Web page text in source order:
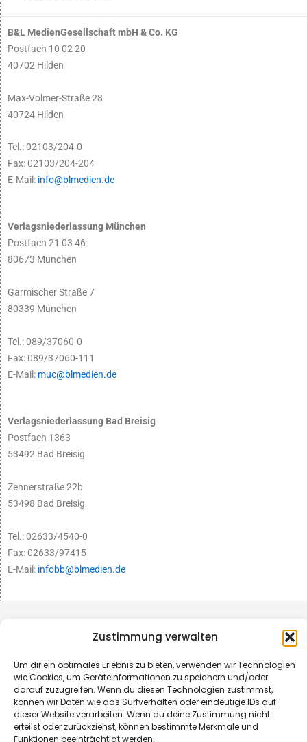
Zustimmung verwalten
Um dir ein optimales Erlebnis zu bieten, verwenden wir Technologien
wie Cookies, um Geräteinformationen zu speichern und/oder
darauf zuzugreifen. Wenn du diesen Technologien zustimmst,
können wir Daten wie das Surfverhalten oder eindeutige IDs auf
dieser Website verarbeiten. Wenn du deine Zustimmung nicht
erteilst oder zurückziehst, können bestimmte Merkmale und
Funktionen beeinträchtigt werden.
B&L MedienGesellschaft mbH & Co. KG
Postfach 10 02 20
40702 Hilden
Max-Volmer-Straße 28
40724 Hilden
Tel.: 02103/204-0
Fax: 02103/204-204
E-Mail: info@blmedien.de
Verlagsniederlassung München
Postfach 21 03 46
80673 München
Garmischer Straße 7
80339 München
Tel.: 089/37060-0
Fax: 089/37060-111
E-Mail: muc@blmedien.de
Verlagsniederlassung Bad Breisig
Postfach 1363
53492 Bad Breisig
Zehnerstraße 22b
53498 Bad Breisig
Tel.: 02633/4540-0
Fax: 02633/97415
E-Mail: infobb@blmedien.de